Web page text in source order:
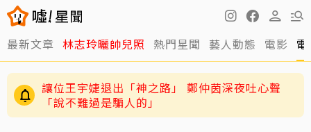
最新文章 林志玲曬帥兒照 熱門星聞 藝人動態 電影
讓位王宇婕退出「神之路」 鄭仲茵深夜吐心聲
「說不難過是騙人的」